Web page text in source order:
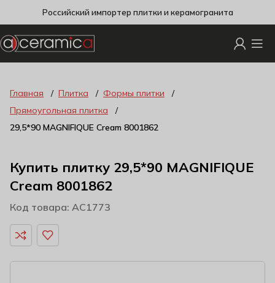
Российский импортер плитки и керамогранита
Главная Плитка
Формы плитки
Прямоугольная плитка
29,5*90 MAGNIFIQUE Cream 8001862
Купить плитку 29,5*90 MAGNIFIQUE
Cream 8001862
Код товара: AC1773